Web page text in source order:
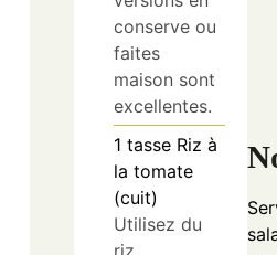
1 tasse Riz à
la tomate
(cuit)
Utilisez du
riz
assaisonné
pour plus de
variété.
2 cuillères à